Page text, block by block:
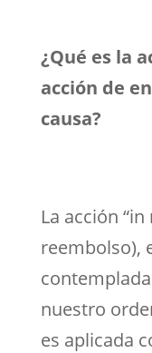
¿Qué es la
acción de
causa?
La acción
reembolso),
nuestro
es aplicada